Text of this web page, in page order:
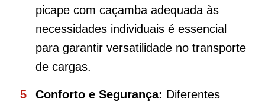
picape com caçamba adequada às
necessidades individuais é essencial
para garantir versatilidade no transporte
de cargas.
Conforto e Segurança: Diferentes